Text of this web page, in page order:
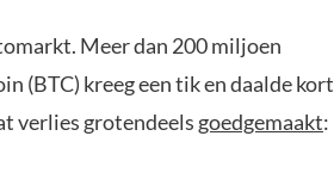
Meer dan 200 miljoen
(BTC) kreeg een tik en daalde kort
verlies grotendeels goedgemaakt: